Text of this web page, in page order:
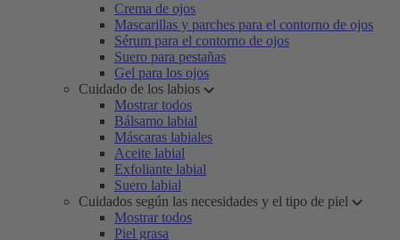
Crema de ojos
Mascarillas y parches para el contorno de ojos
Sérum para el contorno de ojos
Suero para pestañas
Gel para los ojos
Cuidado de los labios
Mostrar todos
Bálsamo labial
Máscaras labiales
Aceite labial
Exfoliante labial
Suero labial
Cuidados según las necesidades y el tipo de piel
Mostrar todos
Piel grasa